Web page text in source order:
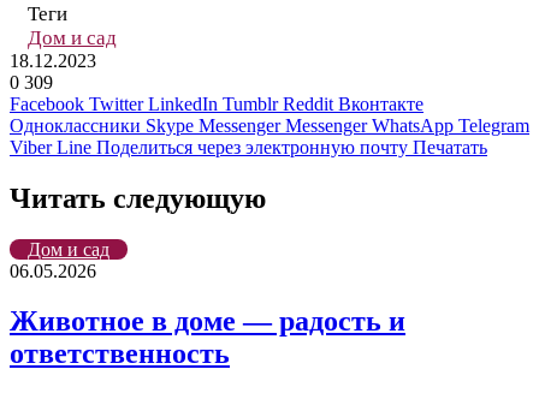
Теги
Дом и сад
18.12.2023
0 309
Facebook Twitter LinkedIn Tumblr Reddit Вконтакте
Одноклассники Skype Messenger Messenger WhatsApp Telegram
Viber Line Поделиться через электронную почту Печатать
Читать следующую
Дом и сад
06.05.2026
Животное в доме — радость и
ответственность